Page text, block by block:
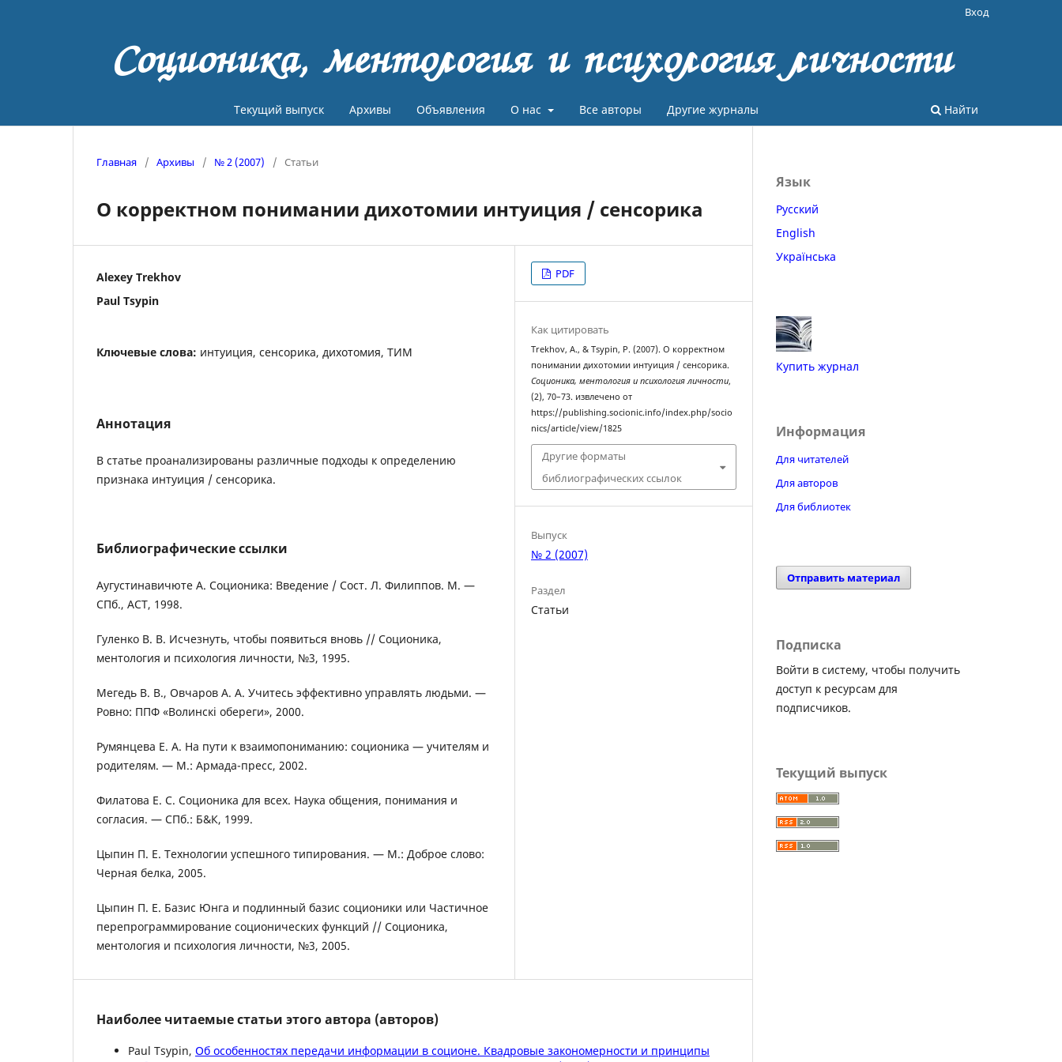
Соционика, ментология и психология личности
Текущий выпуск Архивы Объявления О нас Все авторы Другие журналы Найти
Вход
Главная / Архивы / № 2 (2007) / Статьи
О корректном понимании дихотомии интуиция / сенсорика
Alexey Trekhov
Paul Tsypin
Ключевые слова: интуиция, сенсорика, дихотомия, ТИМ
Аннотация
В статье проанализированы различные подходы к определению
признака интуиция / сенсорика.
Библиографические ссылки
Аугустинавичюте А. Соционика: Введение / Сост. Л. Филиппов. М. —
СПб., АСТ, 1998.
Гуленко В. В. Исчезнуть, чтобы появиться вновь // Соционика,
ментология и психология личности, №3, 1995.
Мегедь В. В., Овчаров А. А. Учитесь эффективно управлять людьми. —
Ровно: ППФ «Волинскi обереги», 2000.
Румянцева Е. А. На пути к взаимопониманию: соционика — учителям и
родителям. — М.: Армада-пресс, 2002.
Филатова Е. С. Соционика для всех. Наука общения, понимания и
согласия. — СПб.: Б&К, 1999.
Цыпин П. Е. Технологии успешного типирования. — М.: Доброе слово:
Черная белка, 2005.
Цыпин П. Е. Базис Юнга и подлинный базис соционики или Частичное
перепрограммирование соционических функций // Соционика,
ментология и психология личности, №3, 2005.
PDF
Как цитировать
Trekhov, A., & Tsypin, P. (2007). О корректном
понимании дихотомии интуиция / сенсорика.
Соционика, ментология и психология личности,
(2), 70–73. извлечено от
https://publishing.socionic.info/index.php/socio
nics/article/view/1825
Другие форматы
библиографических ссылок
Выпуск
№ 2 (2007)
Раздел
Статьи
Наиболее читаемые статьи этого автора (авторов)
Paul Tsypin, Об особенностях передачи информации в соционе. Квадровые закономерности и принципы
Язык
Русский
English
Українська
Купить журнал
Информация
Для читателей
Для авторов
Для библиотек
Отправить материал
Подписка
Войти в систему, чтобы получить
доступ к ресурсам для
подписчиков.
Текущий выпуск